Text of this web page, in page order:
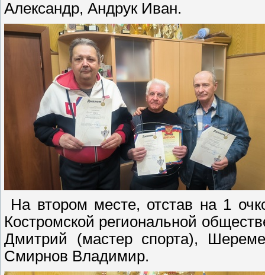
Александр, Андрук Иван.
На втором месте, отстав на 1
Костромской региональной
Дмитрий (мастер спорта),
Смирнов Владимир.